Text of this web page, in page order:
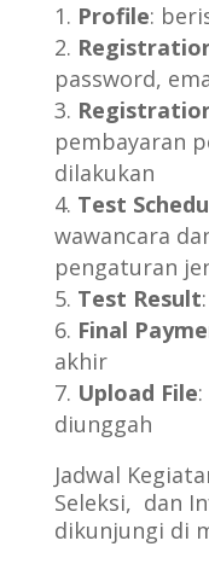
Profile:
password,
pembayaran
dilakukan
Test
wawancara
pengaturan
Test Result
Final
akhir
Upload File
diunggah
Jadwal
Seleksi, dan
dikunjungi di